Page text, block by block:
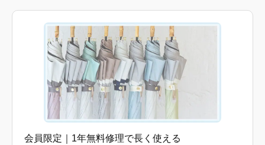
会員限定｜1年無料修理で長く使える